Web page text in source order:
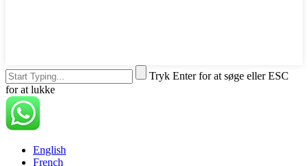
Tryk Enter for at søge eller ESC
for at lukke
English
French